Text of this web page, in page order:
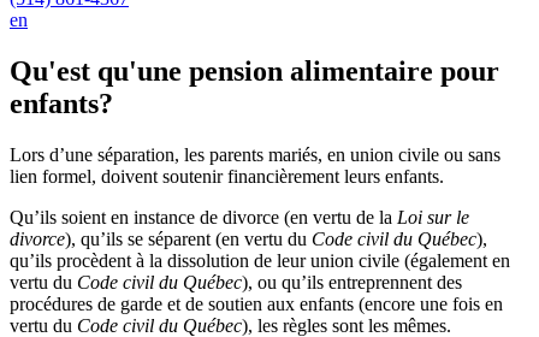
en
Qu'est qu'une pension alimentaire pour
enfants?
Lors d’une séparation, les parents mariés, en union civile ou sans
lien formel, doivent soutenir financièrement leurs enfants.
Qu’ils soient en instance de divorce (en vertu de la Loi sur le
divorce), qu’ils se séparent (en vertu du Code civil du Québec),
qu’ils procèdent à la dissolution de leur union civile (également en
vertu du Code civil du Québec), ou qu’ils entreprennent des
procédures de garde et de soutien aux enfants (encore une fois en
vertu du Code civil du Québec), les règles sont les mêmes.